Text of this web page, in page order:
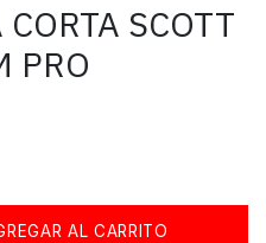
SCOTT
PRO
AL CARRITO